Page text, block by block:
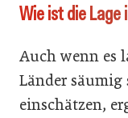
Wie ist die
Auch wenn es
Länder säumig
einschätzen,